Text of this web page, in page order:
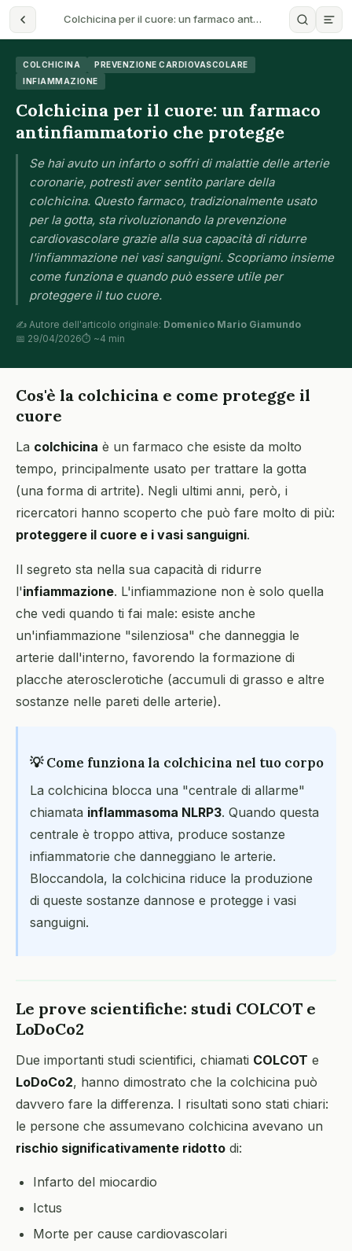
Colchicina per il cuore: un farmaco ant…
COLCHICINA
PREVENZIONE CARDIOVASCOLARE
INFIAMMAZIONE
Colchicina per il cuore: un farmaco
antinfiammatorio che protegge
Se hai avuto un infarto o soffri di malattie delle arterie
coronarie, potresti aver sentito parlare della
colchicina. Questo farmaco, tradizionalmente usato
per la gotta, sta rivoluzionando la prevenzione
cardiovascolare grazie alla sua capacità di ridurre
l'infiammazione nei vasi sanguigni. Scopriamo insieme
come funziona e quando può essere utile per
proteggere il tuo cuore.
✍️ Autore dell'articolo originale: Domenico Mario Giamundo
📅 29/04/2026⏱ ~4 min
Cos'è la colchicina e come protegge il
cuore
La colchicina è un farmaco che esiste da molto
tempo, principalmente usato per trattare la gotta
(una forma di artrite). Negli ultimi anni, però, i
ricercatori hanno scoperto che può fare molto di più:
proteggere il cuore e i vasi sanguigni.
Il segreto sta nella sua capacità di ridurre
l'infiammazione. L'infiammazione non è solo quella
che vedi quando ti fai male: esiste anche
un'infiammazione "silenziosa" che danneggia le
arterie dall'interno, favorendo la formazione di
placche aterosclerotiche (accumuli di grasso e altre
sostanze nelle pareti delle arterie).
💡 Come funziona la colchicina nel tuo corpo
La colchicina blocca una "centrale di allarme"
chiamata inflammasoma NLRP3. Quando questa
centrale è troppo attiva, produce sostanze
infiammatorie che danneggiano le arterie.
Bloccandola, la colchicina riduce la produzione
di queste sostanze dannose e protegge i vasi
sanguigni.
Le prove scientifiche: studi COLCOT e
LoDoCo2
Due importanti studi scientifici, chiamati COLCOT e
LoDoCo2, hanno dimostrato che la colchicina può
davvero fare la differenza. I risultati sono stati chiari:
le persone che assumevano colchicina avevano un
rischio significativamente ridotto di:
Infarto del miocardio
Ictus
Morte per cause cardiovascolari